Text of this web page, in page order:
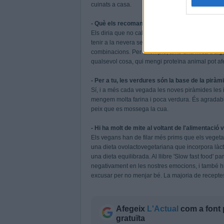
cuinats a casa.
- Què els recomanaries a les persones que
Els diria que no cal cuinar cada dia. Pots
tenir a la nevera sempre llegums, cereals
combinacions. Per exemple, amb una mica
qualsevol cosa, qui mengi proteïna animal pot
- Per a tu, les verdures són la base de la
Sí, i a més cada vegada les noves piràmides
mengem molta farina i poca verdura. És
peix que es mossega la cua.
- Hi ha molt de mite al voltant de l'alimentació
Els vegans han de filar més prims que els
una dieta ovolactovegetariana que incorpora
una dieta equilibrada. Al llibre 'Slow fast food'
negativament en les nostres emocions, i també
excusar per no menjar bé. La majoria de
Afegeix L'Actual com a font
gratuïta